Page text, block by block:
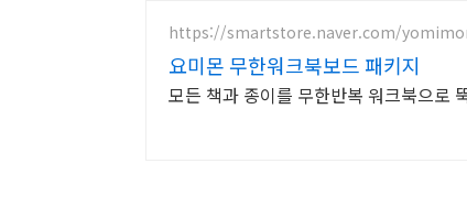
https://smartstore.naver.com/
요미몬 무한워크북보드 패키지
모든 책과 종이를 무한반복 워크북으로